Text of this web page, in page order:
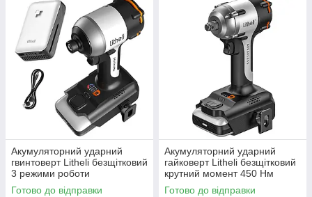
Акумуляторний ударний
гвинтоверт Litheli безщітковий
3 режими роботи
Готово до відправки
Акумуляторний ударний
гайковерт Litheli безщітковий
крутний момент 450 Нм
живлення від павербанку
Готово до відправки